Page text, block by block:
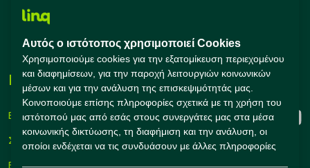
Συμβουλές Καριέρας
Εταιρείες
Εγγραφή
Σύνδεση
Εργαλεία Προσλήψεων
Connect with us
Αυτός ο ιστότοπος χρησιμοποιεί Cookies
Χρησιμοποιούμε cookies για την εξατομίκευση περιεχομένου
και διαφημίσεων, για την παροχή λειτουργιών κοινωνικών
μέσων και για την ανάλυση της επισκεψιμότητάς μας.
Κοινοποιούμε επίσης πληροφορίες σχετικά με τη χρήση του
ιστότοπού μας από εσάς στους συνεργάτες μας στα μέσα
κοινωνικής δικτύωσης, τη διαφήμιση και την ανάλυση, οι
οποίοι ενδέχεται να τις συνδυάσουν με άλλες πληροφορίες